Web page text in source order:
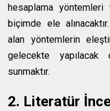
hesaplama yöntemleri
biçimde ele
alan yöntemlerin
gelecekte yapılacak
sunmaktır.
2. Literatür